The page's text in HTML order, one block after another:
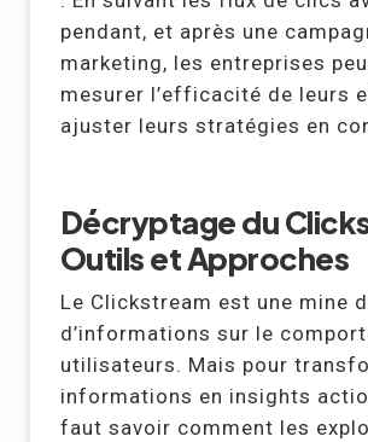
pendant, et après une
marketing, les entreprises
mesurer l’efficacité de leurs
ajuster leurs stratégies en
Décryptage du
Outils et Approches
Le Clickstream est une mine
d’informations sur le
utilisateurs. Mais pour
informations en insights
faut savoir comment les